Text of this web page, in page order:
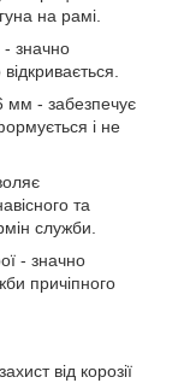
на рамі.
- значно
мм - забезпечує
і не
та
служби.
- значно
причіпного
від корозії